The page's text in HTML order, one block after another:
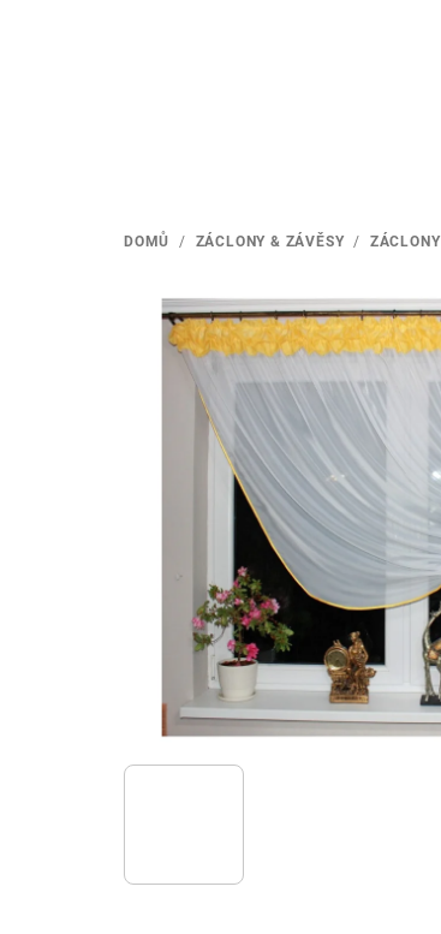
DOMŮ / ZÁCLONY & ZÁVĚSY / ZÁCLONY